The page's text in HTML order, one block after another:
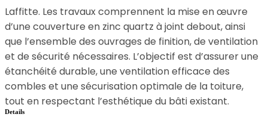
Laffitte. Les travaux comprennent la mise en œuvre
d’une couverture en zinc quartz à joint debout, ainsi
que l’ensemble des ouvrages de finition, de ventilation
et de sécurité nécessaires. L’objectif est d’assurer une
étanchéité durable, une ventilation efficace des
combles et une sécurisation optimale de la toiture,
tout en respectant l’esthétique du bâti existant.
Details